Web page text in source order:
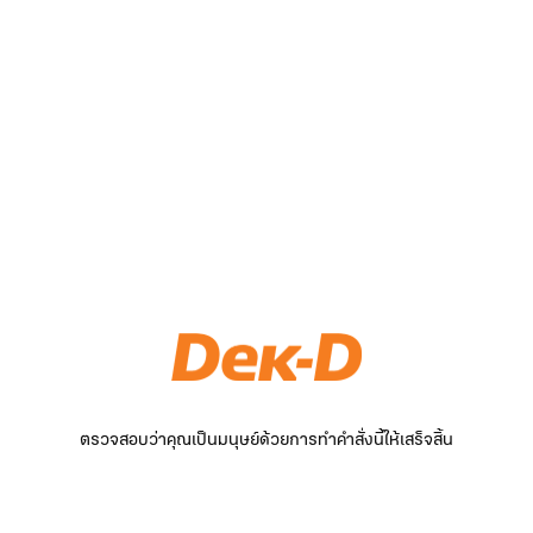
ตรวจสอบว่าคุณเป็นมนุษย์ด้วยการทำคำสั่งนี้ให้เสร็จสิ้น